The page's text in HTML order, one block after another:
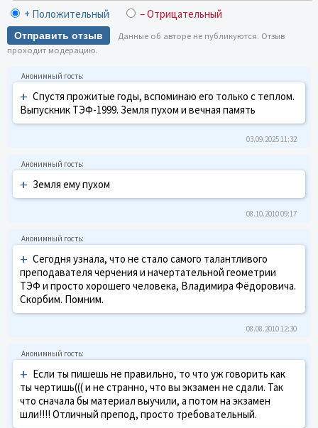
+ Положительный – Отрицательный
Отправить отзыв
Данные об авторе не публикуются. Отзыв
проходит модерацию.
+ Спустя прожитые годы, вспоминаю его только с теплом.
Выпускник ТЭФ-1999. Земля пухом и вечная память
03.09.2025 11:32
+ Земля ему пухом
08.10.2010 09:17
+ Сегодня узнала, что не стало самого талантливого
преподавателя черчения и начертательной геометрии
ТЭФ и просто хорошего человека, Владимира Фёдоровича.
Скорбим. Помним.
08.08.2010 12:30
+ Если ты пишешь не правильно, то что уж говорить как
ты чертишь((( и не странно, что вы экзамен не сдали. Так
что сначала бы материал выучили, а потом на экзамен
шли!!!! Отличный препод, просто требовательный.